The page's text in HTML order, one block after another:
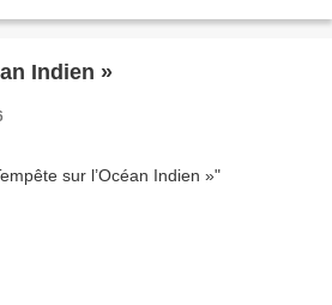
Indien »